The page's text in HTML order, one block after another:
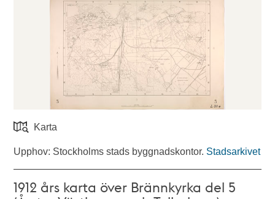
Karta
Upphov: Stockholms stads byggnadskontor. Stadsarkivet
1912 års karta över Brännkyrka del 5